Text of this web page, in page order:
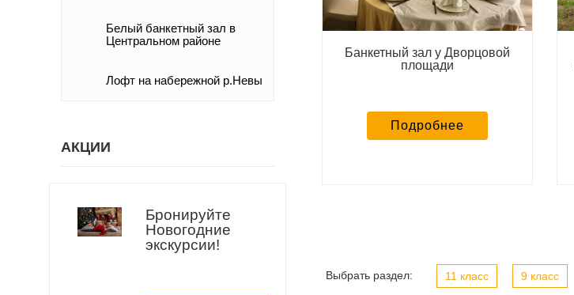
Белый банкетный зал в
Центральном районе
Лофт на набережной р.Невы
АКЦИИ
Бронируйте
Новогодние
экскурсии!
Банкетный зал у Дворцовой
площади
Подробнее
Выбрать раздел: 11 класс 9 класс